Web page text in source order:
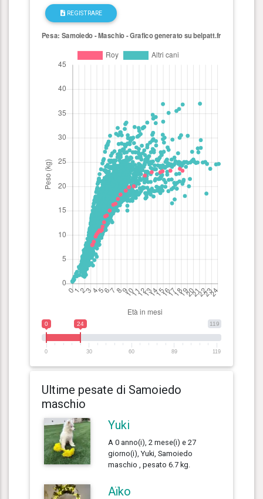
REGISTRARE
119
0 24
0 30 60 89 119
Ultime pesate di Samoiedo
maschio
Yuki
A 0 anno(i), 2 mese(i) e 27
giorno(i), Yuki, Samoiedo
maschio , pesato 6.7 kg.
Aïko